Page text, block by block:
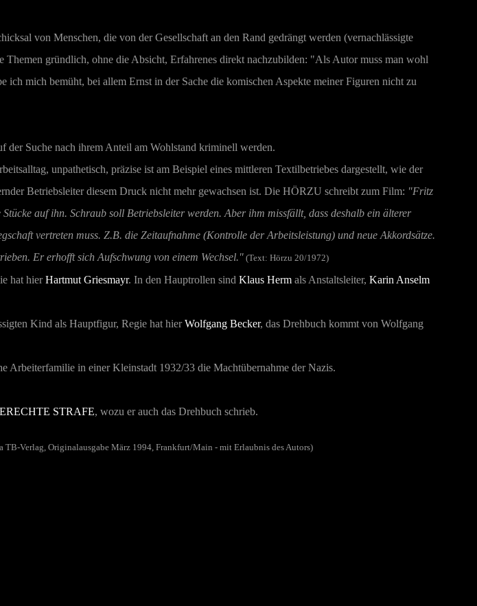
von Menschen, die von der Gesellschaft an den Rand gedrängt werden (vernachlässigte
gründlich, ohne die Absicht, Erfahrenes direkt nachzubilden: "Als Autor muss man wohl
mich bemüht, bei allem Ernst in der Sache die komischen Aspekte meiner Figuren nicht zu
der Suche nach ihrem Anteil am Wohlstand kriminell werden.
unpathetisch, präzise ist am Beispiel eines mittleren Textilbetriebes dargestellt, wie der
Betriebsleiter diesem Druck nicht mehr gewachsen ist. Die HÖRZU schreibt zum Film: "Fritz
auf ihn. Schraub soll Betriebsleiter werden. Aber ihm missfällt, dass deshalb ein älterer
vertreten muss. Z.B. die Zeitaufnahme (Kontrolle der Arbeitsleistung) und neue Akkordsätze.
Er erhofft sich Aufschwung von einem Wechsel." (Text: Hörzu 20/1972)
hat hierHartmut Griesmayr. In den Hauptrollen sind Klaus Herm als Anstaltsleiter, Karin Anselm
Kind als Hauptfigur, Regie hat hierWolfgang Becker, das Drehbuch kommt von Wolfgang
Arbeiterfamilie in einer Kleinstadt 1932/33 die Machtübernahme der Nazis.
STRAFE, wozu er auch das Drehbuch schrieb.
TB-Verlag, Originalausgabe März 1994, Frankfurt/Main - mit Erlaubnis des Autors)